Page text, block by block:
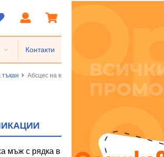
Контакти
Абсцес на кожата, фурункул и карбункул
мъж с рядка в